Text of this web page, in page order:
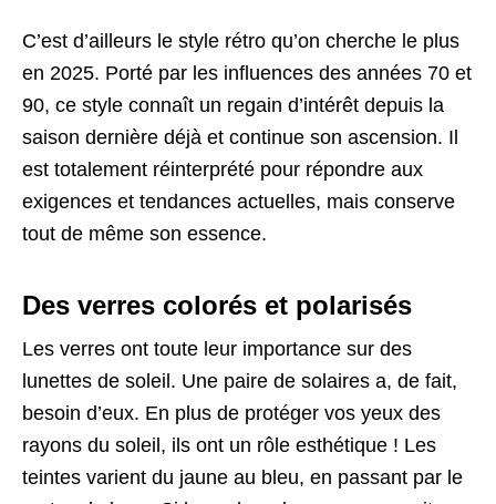
C’est d’ailleurs le style rétro qu’on cherche le plus
en 2025. Porté par les influences des années 70 et
90, ce style connaît un regain d’intérêt depuis la
saison dernière déjà et continue son ascension. Il
est totalement réinterprété pour répondre aux
exigences et tendances actuelles, mais conserve
tout de même son essence.
Des verres colorés et polarisés
Les verres ont toute leur importance sur des
lunettes de soleil. Une paire de solaires a, de fait,
besoin d’eux. En plus de protéger vos yeux des
rayons du soleil, ils ont un rôle esthétique ! Les
teintes varient du jaune au bleu, en passant par le